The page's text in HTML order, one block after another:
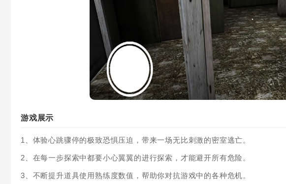
游戏展示
1、体验心跳骤停的极致恐惧压迫，带来一场无比刺激的密室逃亡。
2、在每一步探索中都要小心翼翼的进行探索，才能避开所有危险。
3、不断提升道具使用熟练度数值，帮助你对抗游戏中的各种危机。